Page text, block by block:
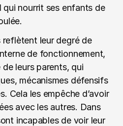
nourrit ses enfants de
leur degré de
de fonctionnement,
leurs parents, qui
mécanismes défensifs
Cela les empêche d’avoir
avec les autres. Dans
incapables de voir leur